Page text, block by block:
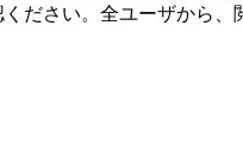
ださい。全ユーザから、